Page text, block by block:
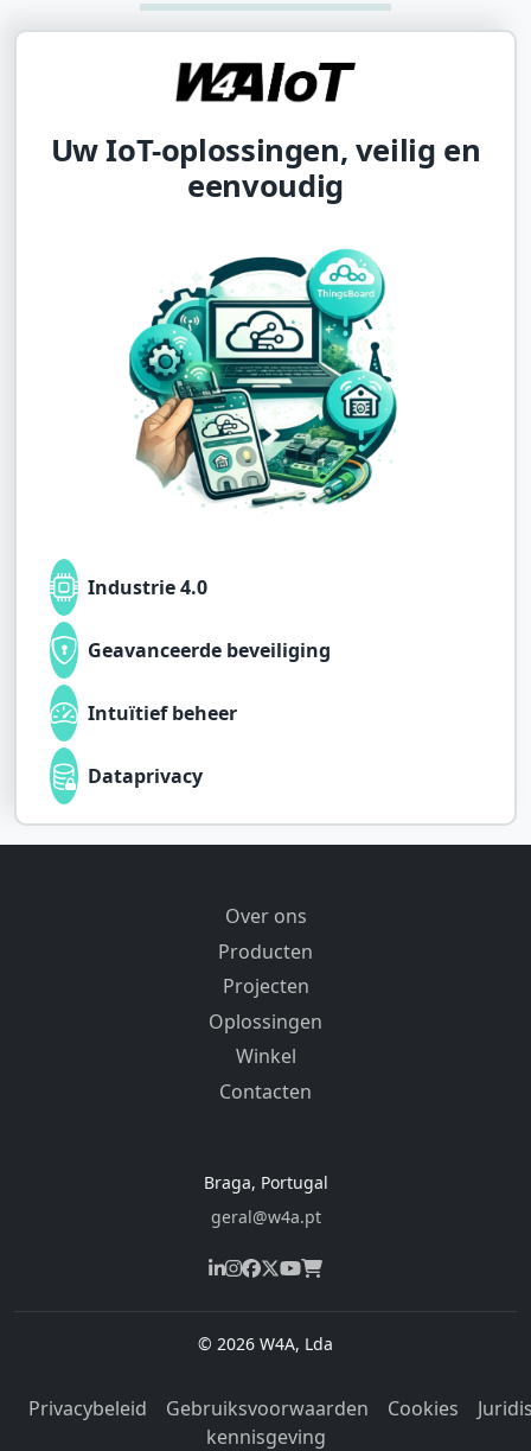
Uw IoT-oplossingen, veilig en
eenvoudig
Industrie 4.0
Geavanceerde beveiliging
Intuïtief beheer
Dataprivacy
Over ons
Producten
Projecten
Oplossingen
Winkel
Contacten
Braga, Portugal
geral@w4a.pt
© 2026 W4A, Lda
Privacybeleid Gebruiksvoorwaarden Cookies
kennisgeving